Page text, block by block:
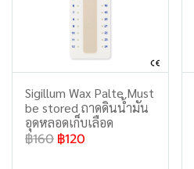
Sigillum Wax Palte Must
be stored ถาดดินน้ำมัน
อุดหลอดเก็บเลือด
฿160 ฿120